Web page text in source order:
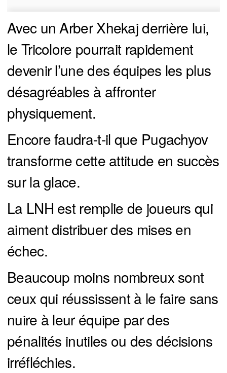
Avec un Arber Xhekaj derrière lui,
le Tricolore pourrait rapidement
devenir l’une des équipes les plus
désagréables à affronter
physiquement.
Encore faudra-t-il que Pugachyov
transforme cette attitude en succès
sur la glace.
La LNH est remplie de joueurs qui
aiment distribuer des mises en
échec.
Beaucoup moins nombreux sont
ceux qui réussissent à le faire sans
nuire à leur équipe par des
pénalités inutiles ou des décisions
irréfléchies.